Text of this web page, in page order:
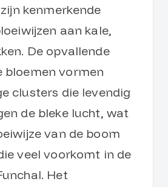
kenmerkende
aan kale,
De opvallende
bloemen vormen
clusters die levendig
de bleke lucht, wat
van de boom
veel voorkomt in de
Het